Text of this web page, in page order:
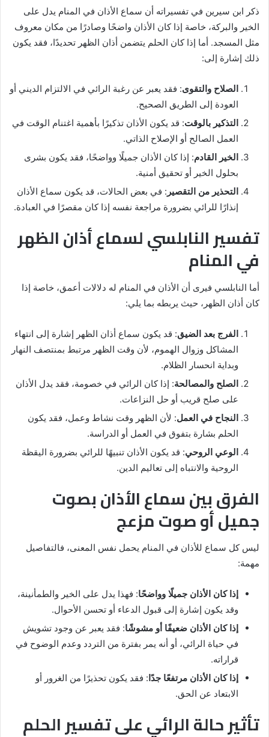
ذكر ابن سيرين في تفسيراته أن سماع الأذان في المنام يدل على
الخير والبركة، خاصة إذا كان الأذان واضحًا وصادرًا من مكان معروف
مثل المسجد. أما إذا كان الحلم يتضمن أذان الظهر تحديدًا، فقد يكون
ذلك إشارة إلى:
الصلاح والتقوى: فقد يعبر عن رغبة الرائي في الالتزام الديني أو
العودة إلى الطريق الصحيح.
التذكير بالوقت: قد يكون الأذان تذكيرًا بأهمية اغتنام الوقت في
العمل الصالح أو الإصلاح الذاتي.
الخير القادم: إذا كان الأذان جميلًا وواضحًا، فقد يكون بشرى
بحلول الخير أو تحقيق أمنية.
التحذير من التقصير : في بعض الحالات، قد يكون سماع الأذان
إنذارًا للرائي بضرورة مراجعة نفسه إذا كان مقصرًا في العبادة.
تفسير النابلسي لسماع أذان الظهر
في المنام
أما النابلسي فيرى أن الأذان في المنام له دلالات أعمق، خاصة إذا
كان أذان الظهر، حيث يربطه بما يلي:
الفرج بعد الضيق: قد يكون سماع أذان الظهر إشارة إلى انتهاء
المشاكل وزوال الهموم، لأن وقت الظهر مرتبط بمنتصف النهار
وبداية انحسار الظلام.
الصلح والمصالحة: إذا كان الرائي في خصومة، فقد يدل الأذان
على صلح قريب أو حل النزاعات.
النجاح في العمل: لأن الظهر وقت نشاط وعمل، فقد يكون
الحلم بشارة بتفوق في العمل أو الدراسة.
الوعي الروحي: قد يكون الأذان تنبيهًا للرائي بضرورة اليقظة
الروحية والانتباه إلى تعاليم الدين.
الفرق بين سماع الأذان بصوت
جميل أو صوت مزعج
ليس كل سماع للأذان في المنام يحمل نفس المعنى، فالتفاصيل
مهمة:
إذا كان الأذان جميلًا وواضحًا: فهذا يدل على الخير والطمأنينة،
وقد يكون إشارة إلى قبول الدعاء أو تحسن الأحوال.
إذا كان الأذان ضعيفًا أو مشوشًا: فقد يعبر عن وجود تشويش
في حياة الرائي، أو أنه يمر بفترة من التردد وعدم الوضوح في
قراراته.
إذا كان الأذان مرتفعًا جدًا : فقد يكون تحذيرًا من الغرور أو
الابتعاد عن الحق.
تأثير حالة الرائي على تفسير الحلم